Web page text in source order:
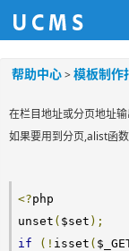
帮助中心>模板制作
在栏目地址或分页地址
如果要用到分页,alist函
<?php
unset ( $set );
if
(! isset (